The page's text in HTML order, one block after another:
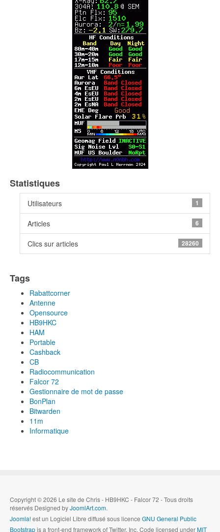
Statistiques
Utilisateurs 1
Articles 6
Clics sur articles 28260
Tags
Rabattcorner
Antenne
Opensource
HB9HKC
HAM
Portable
Cashback
CB
Radiocommunication
Falcor 72
Gestionnaire de mot de passe
BonPlan
Bitwarden
11m
Informatique
Copyright © 2026 Le site de Chris - HB9HKC - Falcor 72 - Tous droits
réservés Designed byJoomlArt.com.
Joomla!est un Logiciel Libre diffusé sous licence GNU General Public
Bootstrapis a front-end framework of Twitter, Inc. Code licensed underMIT